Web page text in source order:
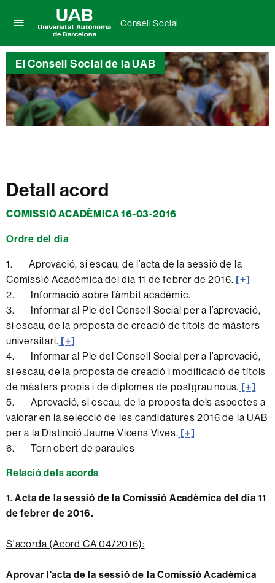
per
desplegar
el
menú
de
Consell
Social
Universitat
Autònoma
de
Barcelona
Consell Social
El Consell Social de la UAB
Detall acord
COMISSIÓ ACADÈMICA 16-03-2016
Ordre del dia
1. Aprovació, si escau, de l’acta de la sessió de la
Comissió Acadèmica del dia 11 de febrer de 2016. [+]
2. Informació sobre l’àmbit acadèmic.
3. Informar al Ple del Consell Social per a l’aprovació,
si escau, de la proposta de creació de títols de màsters
universitari. [+]
4. Informar al Ple del Consell Social per a l’aprovació,
si escau, de la proposta de creació i modificació de títols
de màsters propis i de diplomes de postgrau nous. [+]
5. Aprovació, si escau, de la proposta dels aspectes a
valorar en la selecció de les candidatures 2016 de la UAB
per a la Distinció Jaume Vicens Vives. [+]
6. Torn obert de paraules
Relació dels acords
1. Acta de la sessió de la Comissió Acadèmica del dia 11
de febrer de 2016.
S'acorda (Acord CA 04/2016):
Aprovar l'acta de la sessió de la Comissió Acadèmica